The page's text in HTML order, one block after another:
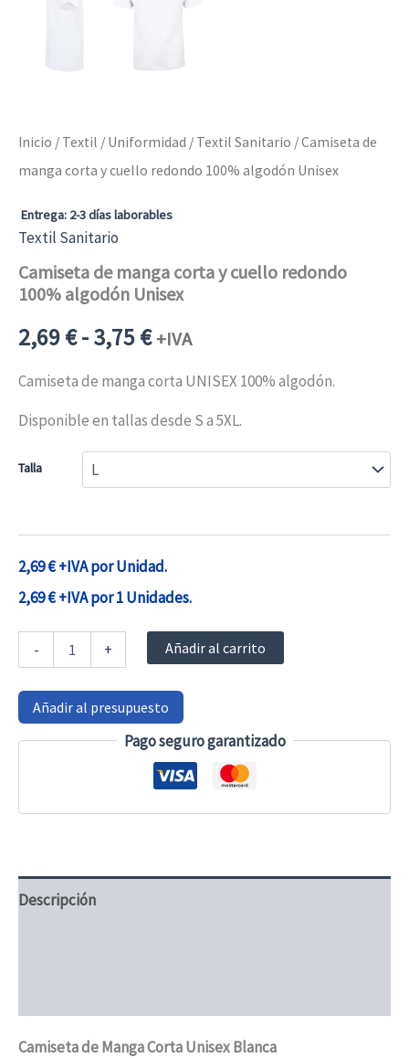
Inicio / Textil / Uniformidad / Textil Sanitario / Camiseta de
manga corta y cuello redondo 100% algodón Unisex
Entrega: 2-3 días laborables
Textil Sanitario
Camiseta de manga corta y cuello redondo
100% algodón Unisex
2,69€-3,75€Rango
de
precios:
hasta
+IVA
Camiseta de manga corta UNISEX 100% algodón.
Disponible en tallas desde S a 5XL.
Talla
2,69€+IVA por Unidad.
2,69€+IVA por 1 Unidades.
-
corta
+ Añadir al carrito
Añadir al presupuesto
Pago seguro garantizado
Descripción
Camiseta de Manga Corta Unisex Blanca